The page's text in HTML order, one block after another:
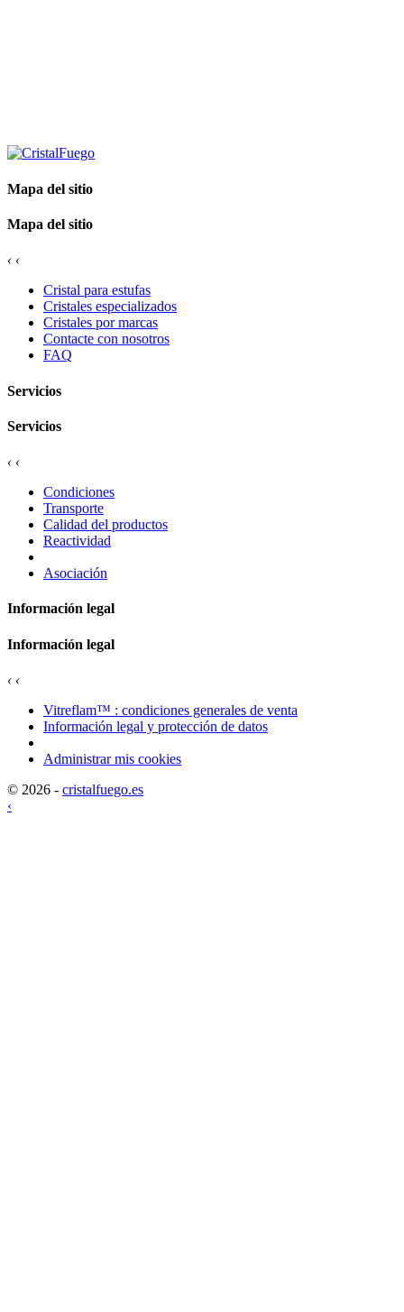
Mapa del sitio
Mapa del sitio
‹ ‹
Cristal para estufas
Cristales especializados
Cristales por marcas
Contacte con nosotros
FAQ
Servicios
Servicios
‹ ‹
Condiciones
Transporte
Calidad del productos
Reactividad
Asociación
Información legal
Información legal
‹ ‹
Vitreflam™ : condiciones generales de venta
Información legal y protección de datos
Administrar mis cookies
© 2026 - cristalfuego.es
‹